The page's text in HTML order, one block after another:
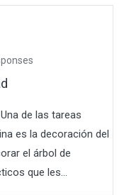
de las tareas
es la decoración del
el árbol de
que les...